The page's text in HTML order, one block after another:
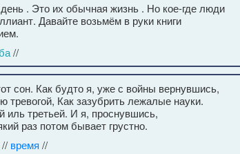
. Это их обычная жизнь . Но кое-где люди
Давайте возьмём в руки книги
//
сон. Как будто я, уже с войны вернувшись,
Как зазубрить лежалые науки.
иль третьей. И я, проснувшись,
раз потом бывает грустно.
// время //